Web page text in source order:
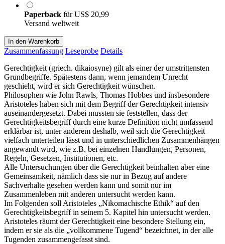
Paperback fürUS$ 20,99
Versand weltweit
In den Warenkorb
Zusammenfassung Leseprobe Details
Gerechtigkeit (griech. dikaiosyne) gilt als einer der umstrittensten
Grundbegriffe. Spätestens dann, wenn jemandem Unrecht
geschieht, wird er sich Gerechtigkeit wünschen.
Philosophen wie John Rawls, Thomas Hobbes und insbesondere
Aristoteles haben sich mit dem Begriff der Gerechtigkeit intensiv
auseinandergesetzt. Dabei mussten sie feststellen, dass der
Gerechtigkeitsbegriff durch eine kurze Definition nicht umfassend
erklärbar ist, unter anderem deshalb, weil sich die Gerechtigkeit
vielfach unterteilen lässt und in unterschiedlichen Zusammenhängen
angewandt wird, wie z.B. bei einzelnen Handlungen, Personen,
Regeln, Gesetzen, Institutionen, etc.
Alle Untersuchungen über die Gerechtigkeit beinhalten aber eine
Gemeinsamkeit, nämlich dass sie nur in Bezug auf andere
Sachverhalte gesehen werden kann und somit nur im
Zusammenleben mit anderen untersucht werden kann.
Im Folgenden soll Aristoteles „Nikomachische Ethik“ auf den
Gerechtigkeitsbegriff in seinem 5. Kapitel hin untersucht werden.
Aristoteles räumt der Gerechtigkeit eine besondere Stellung ein,
indem er sie als die „vollkommene Tugend“ bezeichnet, in der alle
Tugenden zusammengefasst sind.